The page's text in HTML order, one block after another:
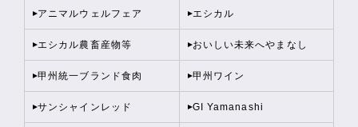
アニマルウェルフェア エシカル
エシカル農畜産物等 おいしい未来へやまなし
甲州統一ブランド食肉 甲州ワイン
サンシャインレッド GI Yamanashi